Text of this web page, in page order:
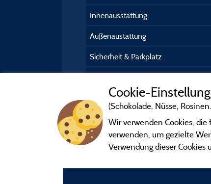
Innenausstattung
Außenaustattung
Sicherheit & Parkplatz
Cookie-
(Schokolade, Nüsse,
Wir verwenden Cookies,
verwenden, um gezielte
Verwendung dieser Cookies